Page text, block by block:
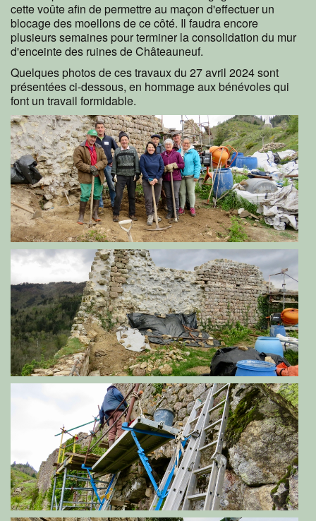
cette voûte afin de permettre au maçon d'effectuer un
blocage des moellons de ce côté. Il faudra encore
plusieurs semaines pour terminer la consolidation du mur
d'enceinte des ruines de Châteauneuf.
Quelques photos de ces travaux du 27 avril 2024 sont
présentées ci-dessous, en hommage aux bénévoles qui
font un travail formidable.